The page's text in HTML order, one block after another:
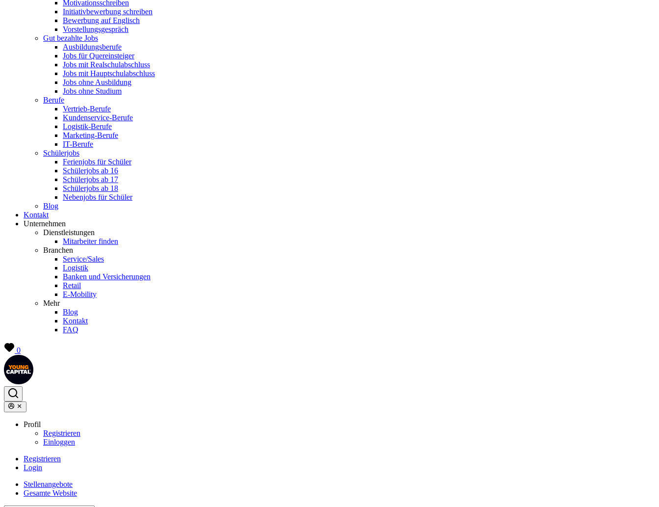
Motivationsschreiben
Initiativbewerbung schreiben
Bewerbung auf Englisch
Vorstellungsgespräch
Gut bezahlte Jobs
Ausbildungsberufe
Jobs für Quereinsteiger
Jobs mit Realschulabschluss
Jobs mit Hauptschulabschluss
Jobs ohne Ausbildung
Jobs ohne Studium
Berufe
Vertrieb-Berufe
Kundenservice-Berufe
Logistik-Berufe
Marketing-Berufe
IT-Berufe
Schülerjobs
Ferienjobs für Schüler
Schülerjobs ab 16
Schülerjobs ab 17
Schülerjobs ab 18
Nebenjobs für Schüler
Blog
Kontakt
Unternehmen
Dienstleistungen
Mitarbeiter finden
Branchen
Service/Sales
Logistik
Banken und Versicherungen
Retail
E-Mobility
Mehr
Blog
Kontakt
FAQ
0
Profil
Registrieren
Einloggen
Registrieren
Login
Stellenangebote
Gesamte Website